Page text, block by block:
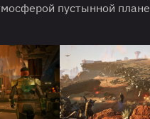
пустынной